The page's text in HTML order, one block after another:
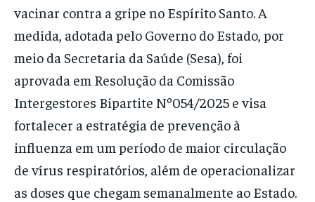
vacinar contra a gripe no Espírito Santo. A
medida, adotada pelo Governo do Estado, por
meio da Secretaria da Saúde (Sesa), foi
aprovada em Resolução da Comissão
Intergestores Bipartite Nº054/2025 e visa
fortalecer a estratégia de prevenção à
influenza em um período de maior circulação
de vírus respiratórios, além de operacionalizar
as doses que chegam semanalmente ao Estado.